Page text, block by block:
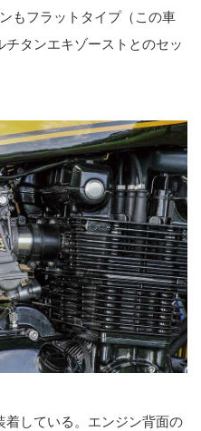
もフラットタイプ（この車
タンエキゾーストとのセッ
している。エンジン背面の